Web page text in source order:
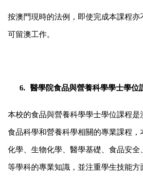
按澳門現時的法例，即使完成本課程亦
可留澳工作。
6. 醫學院食品與營養科學學士學位
本校的食品與營養科學學士學位課程是
食品科學和營養科學相關的專業課程，
化學、生物化學、醫學基礎、食品安全
等學科的專業知識，並注重學生技能方